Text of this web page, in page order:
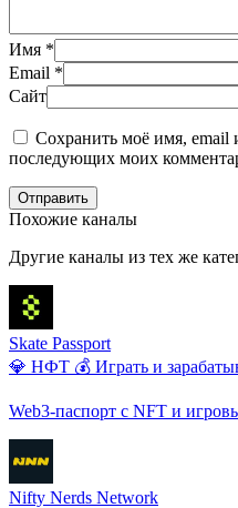
Имя *
Email *
Сайт
Сохранить моё имя, email
последующих моих
Отправить
Похожие каналы
Другие каналы из тех же
Skate Passport
💎 НФТ 💰 Играть и
Web3-паспорт с NFT и
Nifty Nerds Network